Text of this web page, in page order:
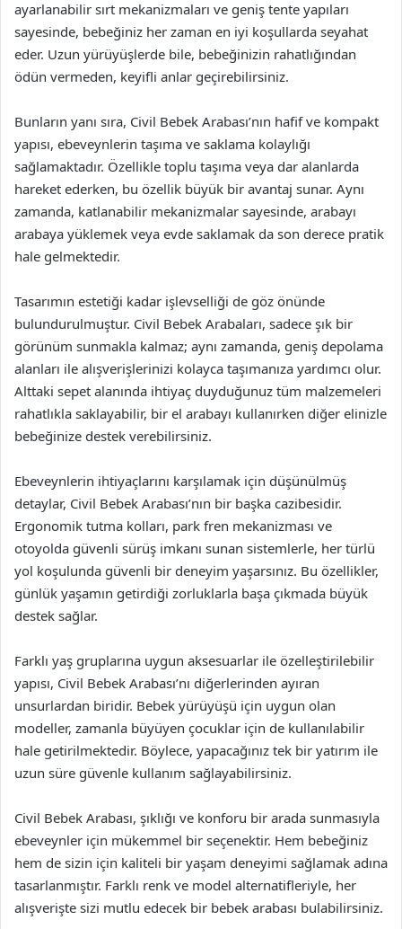
ayarlanabilir sırt mekanizmaları ve geniş tente yapıları
sayesinde, bebeğiniz her zaman en iyi koşullarda seyahat
eder. Uzun yürüyüşlerde bile, bebeğinizin rahatlığından
ödün vermeden, keyifli anlar geçirebilirsiniz.
Bunların yanı sıra, Civil Bebek Arabası’nın hafif ve kompakt
yapısı, ebeveynlerin taşıma ve saklama kolaylığı
sağlamaktadır. Özellikle toplu taşıma veya dar alanlarda
hareket ederken, bu özellik büyük bir avantaj sunar. Aynı
zamanda, katlanabilir mekanizmalar sayesinde, arabayı
arabaya yüklemek veya evde saklamak da son derece pratik
hale gelmektedir.
Tasarımın estetiği kadar işlevselliği de göz önünde
bulundurulmuştur. Civil Bebek Arabaları, sadece şık bir
görünüm sunmakla kalmaz; aynı zamanda, geniş depolama
alanları ile alışverişlerinizi kolayca taşımanıza yardımcı olur.
Alttaki sepet alanında ihtiyaç duyduğunuz tüm malzemeleri
rahatlıkla saklayabilir, bir el arabayı kullanırken diğer elinizle
bebeğinize destek verebilirsiniz.
Ebeveynlerin ihtiyaçlarını karşılamak için düşünülmüş
detaylar, Civil Bebek Arabası’nın bir başka cazibesidir.
Ergonomik tutma kolları, park fren mekanizması ve
otoyolda güvenli sürüş imkanı sunan sistemlerle, her türlü
yol koşulunda güvenli bir deneyim yaşarsınız. Bu özellikler,
günlük yaşamın getirdiği zorluklarla başa çıkmada büyük
destek sağlar.
Farklı yaş gruplarına uygun aksesuarlar ile özelleştirilebilir
yapısı, Civil Bebek Arabası’nı diğerlerinden ayıran
unsurlardan biridir. Bebek yürüyüşü için uygun olan
modeller, zamanla büyüyen çocuklar için de kullanılabilir
hale getirilmektedir. Böylece, yapacağınız tek bir yatırım ile
uzun süre güvenle kullanım sağlayabilirsiniz.
Civil Bebek Arabası, şıklığı ve konforu bir arada sunmasıyla
ebeveynler için mükemmel bir seçenektir. Hem bebeğiniz
hem de sizin için kaliteli bir yaşam deneyimi sağlamak adına
tasarlanmıştır. Farklı renk ve model alternatifleriyle, her
alışverişte sizi mutlu edecek bir bebek arabası bulabilirsiniz.